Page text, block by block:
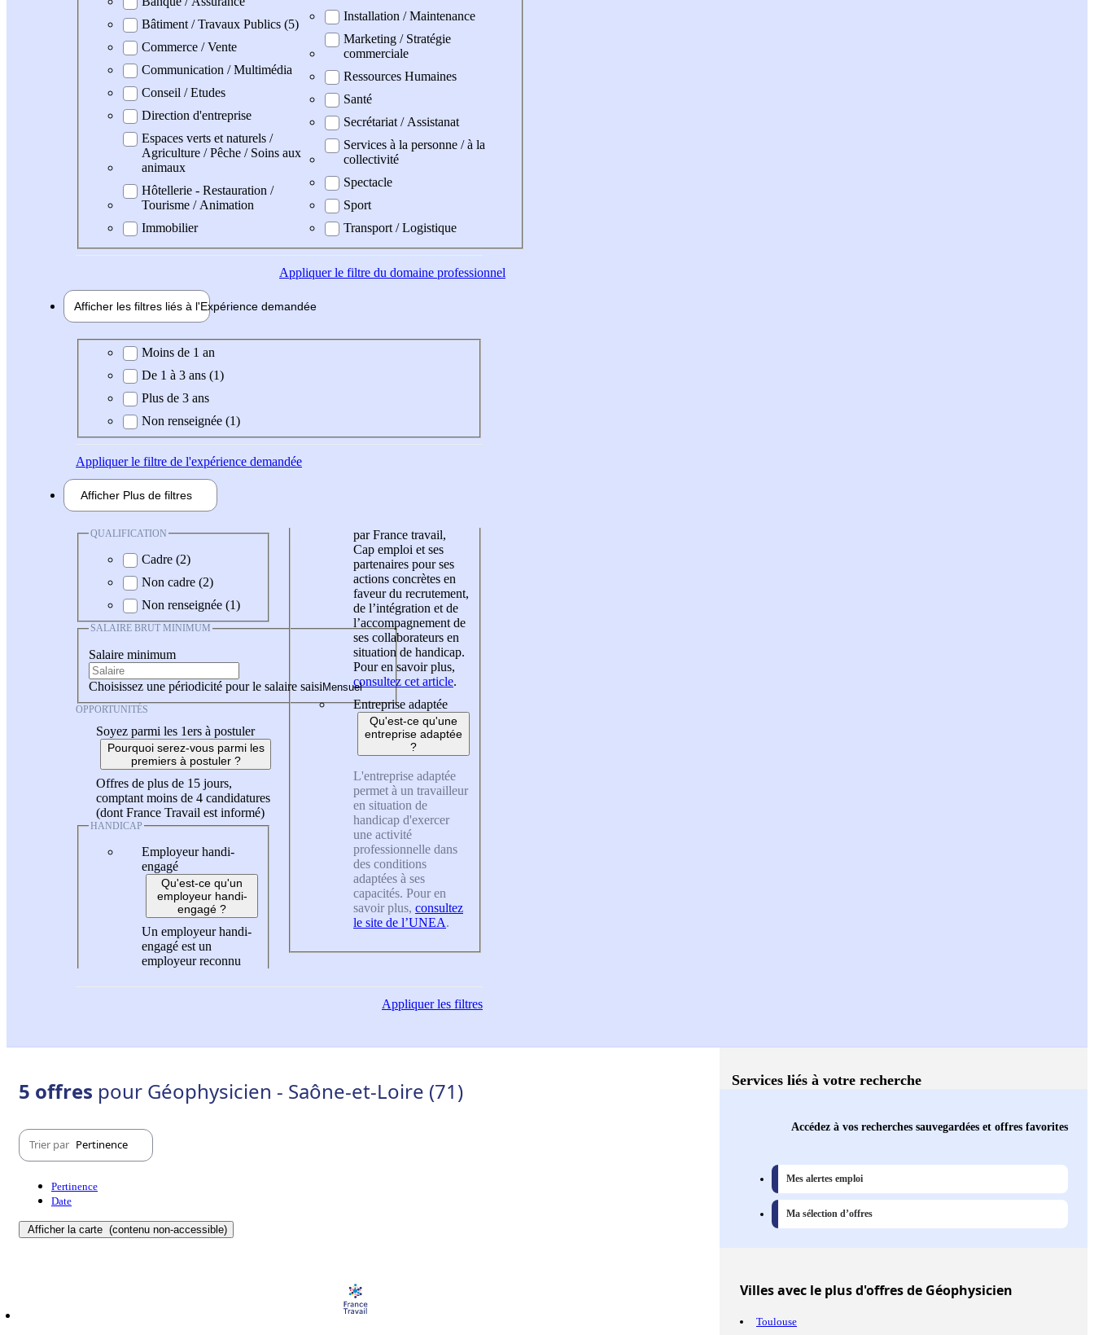
Bâtiment / Travaux Publics (5)
Commerce / Vente
Communication / Multimédia
Conseil / Etudes
Direction d'entreprise
Espaces verts et naturels /
Agriculture / Pêche / Soins aux
animaux
Hôtellerie - Restauration /
Tourisme / Animation
Immobilier
Installation / Maintenance
Marketing / Stratégie
commerciale
Ressources Humaines
Santé
Secrétariat / Assistanat
Services à la personne / à la
collectivité
Spectacle
Sport
Transport / Logistique
Appliquerle filtre du domaine professionnel
Afficher les filtres liés à l'Expérience demandée
Expérience demandée
Moins de 1 an
De 1 à 3 ans (1)
Plus de 3 ans
Non renseignée (1)
Appliquerle filtre de l'expérience demandée
Afficher Plus de filtres
QUALIFICATION
Cadre (2)
Non cadre (2)
Non renseignée (1)
SALAIRE BRUT MINIMUM
Salaire minimum
Choisissez une périodicité pour le salaire saisi
OPPORTUNITÉS
Soyez parmi les 1ers à postuler
Pourquoi serez-vous parmi les
premiers à postuler ?
Offres de plus de 15 jours,
comptant moins de 4 candidatures
(dont France Travail est informé)
HANDICAP
Employeur handi-
engagé
Qu'est-ce qu'un
employeur handi-
engagé ?
Un employeur handi-
engagé est un
employeur reconnu
par France travail,
Cap emploi et ses
partenaires pour ses
actions concrètes en
faveur du recrutement,
de l’intégration et de
l’accompagnement de
ses collaborateurs en
situation de handicap.
Pour en savoir plus,
consultez cet article.
Entreprise adaptée
Qu'est-ce qu'une
entreprise adaptée
?
L'entreprise adaptée
permet à un travailleur
en situation de
handicap d'exercer
une activité
professionnelle dans
des conditions
adaptées à ses
capacités. Pour en
savoir plus, consultez
le site de l’UNEA.
Appliquerles filtres
5 offres pour Géophysicien - Saône-et-Loire (71)
Trier par Pertinence
Pertinence
Date
Afficher la carte (contenu non-accessible)
Services liés à votre recherche
Accédez à vos recherches sauvegardées et offres favorites
Mes alertes emploi
Ma sélection d’offres
Villesavec le plus d'offres de Géophysicien
Toulouse